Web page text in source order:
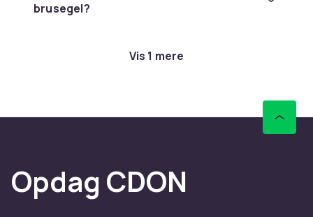
brusegel?
Vis 1 mere
Opdag CDON